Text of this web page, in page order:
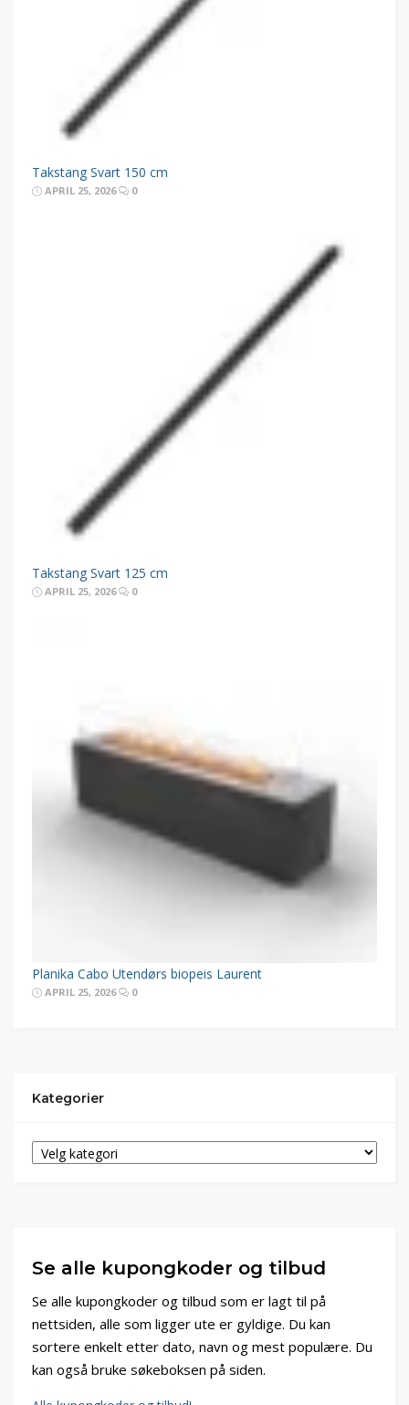
Takstang Svart 150 cm
APRIL 25, 2026 0
Takstang Svart 125 cm
APRIL 25, 2026 0
Planika Cabo Utendørs biopeis Laurent
APRIL 25, 2026 0
Kategorier
Se alle kupongkoder og tilbud
Se alle kupongkoder og tilbud som er lagt til på
nettsiden, alle som ligger ute er gyldige. Du kan
sortere enkelt etter dato, navn og mest populære. Du
kan også bruke søkeboksen på siden.